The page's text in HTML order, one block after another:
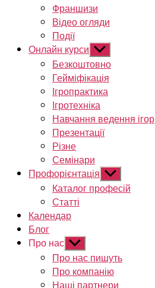
Франшизи
Відео огляди
Події
Онлайн курси Показати
підменю
Безкоштовно
Гейміфікація
Ігропрактика
Ігротехніка
Навчання ведення ігор
Презентації
Різне
Семінари
Профорієнтація Показати
підменю
Каталог професій
Статті
Календар
Блог
Про нас Показати
підменю
Про нас пишуть
Про компанію
Наші партнери